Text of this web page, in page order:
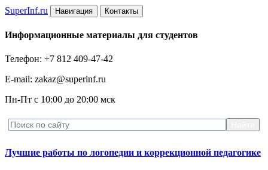
SuperInf.ru Навигация Контакты
Информационные материалы для студентов
Телефон: +7 812 409-47-42
E-mail: zakaz@superinf.ru
Пн-Пт с 10:00 до 20:00 мск
Лучшие работы по логопедии и коррекционной педагогике